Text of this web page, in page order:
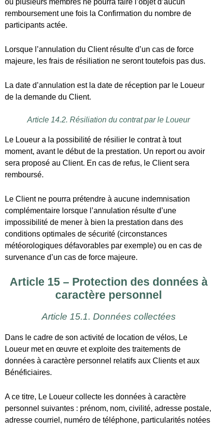
Article 14.2. Résiliation du contrat par le Loueur
Le Loueur a la possibilité de résilier le contrat à tout
sera proposé au Client. En cas de refus, le Client sera
remboursé.
Le Client ne pourra prétendre à aucune indemnisation
complémentaire lorsque l’annulation résulte d’une
conditions optimales de sécurité (circonstances
survenance d’un cas de force majeure.
Article 15 – Protection des données à
Article 15.1. Données collectées
Dans le cadre de son activité de location de vélos, Le
Loueur met en œuvre et exploite des traitements de
données à caractère personnel relatifs aux Clients et aux
Bénéficiaires.
A ce titre, Le Loueur collecte les données à caractère
personnel suivantes : prénom, nom, civilité, adresse postale,
au contrat, modalités de paiement.
Article 15.2. But poursuivi
La collecte de ces données personnelles est indispensable
à l’exécution contractuelle et en cas de refus de les
d’exécution de la prestation qui ne pourront donner lieu à
l’engagement de la responsabilité du Loueur.